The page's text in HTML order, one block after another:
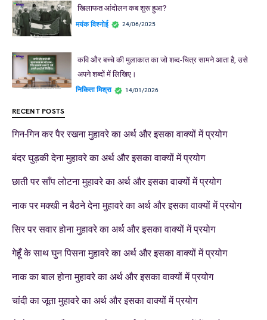
खिलाफत आंदोलन कब शुरू हुआ?
मयंक विश्नोई 24/06/2025
कवि और बच्चे की मुलाकात का जो शब्द-चित्र सामने आता है, उसे
अपने शब्दों में लिखिए।
निकिता मिश्रा 14/01/2026
RECENT POSTS
गिन-गिन कर पैर रखना मुहावरे का अर्थ और इसका वाक्यों में प्रयोग
बंदर घुड़की देना मुहावरे का अर्थ और इसका वाक्यों में प्रयोग
छाती पर साँप लोटना मुहावरे का अर्थ और इसका वाक्यों में प्रयोग
नाक पर मक्खी न बैठने देना मुहावरे का अर्थ और इसका वाक्यों में प्रयोग
सिर पर सवार होना मुहावरे का अर्थ और इसका वाक्यों में प्रयोग
गेहूँ के साथ घुन पिसना मुहावरे का अर्थ और इसका वाक्यों में प्रयोग
नाक का बाल होना मुहावरे का अर्थ और इसका वाक्यों में प्रयोग
चांदी का जूता मुहावरे का अर्थ और इसका वाक्यों में प्रयोग